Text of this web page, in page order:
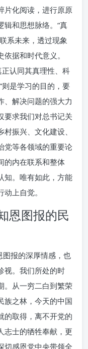
片化阅读，进行原原
辑和思想脉络。“真
系未来，透过现象
据和时代意义。
认同其真理性、科
是学习的目的，要
、解决问题的强大力
要求我们对总书记关
振兴、文化建设、
党等各领域的重要论
的内在联系和整体
知。唯有如此，方能
上自觉。
恩图报的民
图报的深厚情感，也
视。我们所处的时
。从一穷二白到繁荣
族之林，今天的中国
的取得，离不开党的
志士的牺牲奉献，更
切感恩党中央带领全